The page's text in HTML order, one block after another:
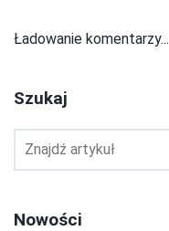
Ładowanie komentarzy...
Szukaj
Nowości